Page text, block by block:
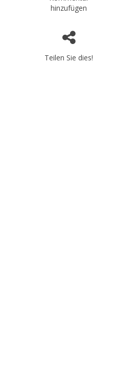
hinzufügen
Teilen Sie dies!